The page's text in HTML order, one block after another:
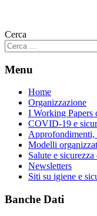
Cerca
Menu
Home
Organizzazione
I Working Papers
COVID-19 e
Approfondimenti,
Modelli
Salute e
Newsletters
Siti su igiene e
Banche Dati